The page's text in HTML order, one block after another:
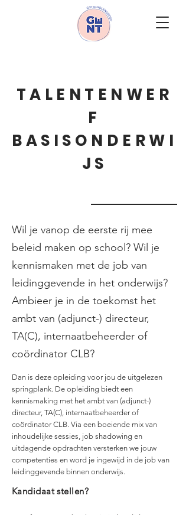
TALENTENWER
F
BASISONDERWI
JS
Wil je vanop de eerste rij mee
beleid maken op school? Wil je
kennismaken met de job van
leidinggevende in het onderwijs?
Ambieer je in de toekomst het
ambt van (adjunct-) directeur,
TA(C), internaatbeheerder of
coördinator CLB?
Dan is deze opleiding voor jou de uitgelezen
springplank. De opleiding biedt een
kennismaking met het ambt van (adjunct-)
directeur, TA(C), internaatbeheerder of
coördinator CLB. Via een boeiende mix van
inhoudelijke sessies, job shadowing en
uitdagende opdrachten versterken we jouw
competenties en word je ingewijd in de job van
leidinggevende binnen onderwijs.
Kandidaat stellen?